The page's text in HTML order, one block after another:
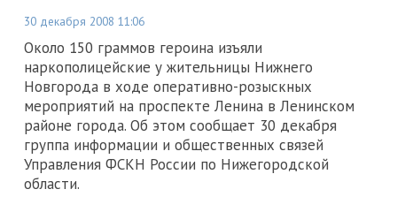
30 декабря 2008 11:06
Около 150 граммов героина изъяли
наркополицейские у жительницы Нижнего
Новгорода в ходе оперативно-розыскных
мероприятий на проспекте Ленина в Ленинском
районе города. Об этом сообщает 30 декабря
группа информации и общественных связей
Управления ФСКН России по Нижегородской
области.